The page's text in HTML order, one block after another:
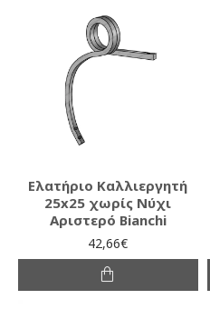
Ελατήριο Καλλιεργητή
25x25 χωρίς Νύχι
Αριστερό Bianchi
42,66€